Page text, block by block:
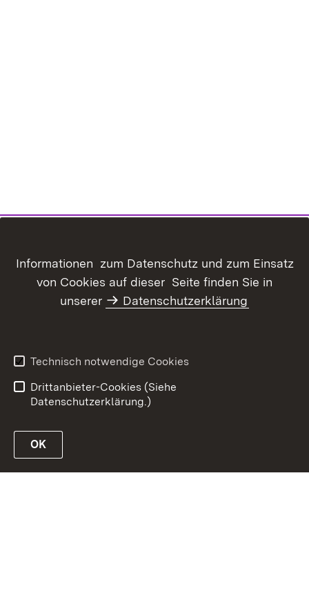
Benutzungshinweise
Informationen zum Datenschutz und zum Einsatz
von Cookies auf dieser Seite finden Sie in
unserer
Datenschutzerklärung
Technisch notwendige Cookies
Drittanbieter-Cookies (Siehe
Datenschutzerklärung.)
OK